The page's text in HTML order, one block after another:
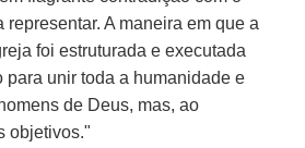
representar. A maneira em que a
foi estruturada e executada
para unir toda a humanidade e
de Deus, mas, ao
objetivos."